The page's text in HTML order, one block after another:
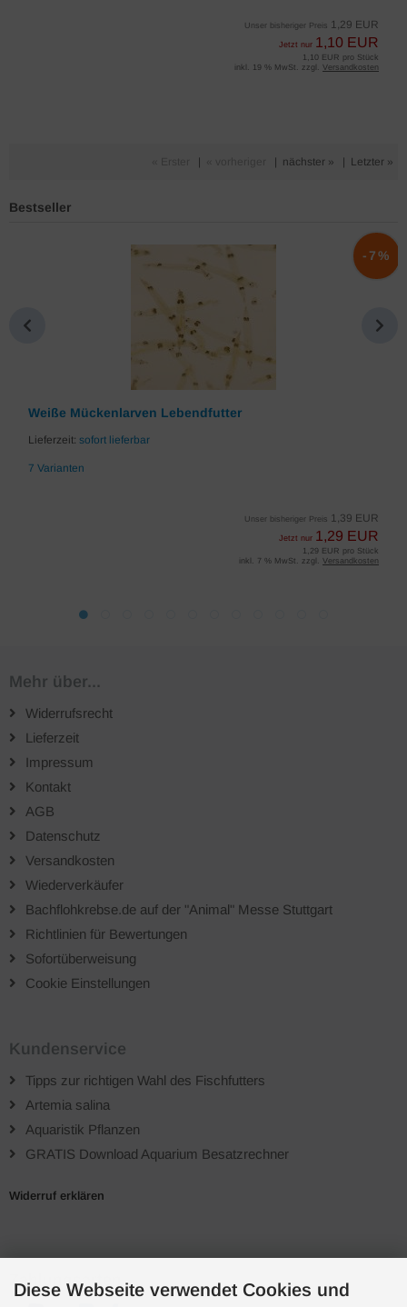
Unser bisheriger Preis 1,29 EUR
Jetzt nur 1,10 EUR
1,10 EUR pro Stück
inkl. 19 % MwSt. zzgl. Versandkosten
nächster » Letzter »
Bestseller
Weiße Mückenlarven Lebendfutter
Lieferzeit: sofort lieferbar
7 Varianten
Unser bisheriger Preis 1,39 EUR
Jetzt nur 1,29 EUR
-7%
1,29 EUR pro Stück
inkl. 7 % MwSt. zzgl. Versandkosten
Mehr über...
Widerrufsrecht
Lieferzeit
Impressum
Kontakt
AGB
Datenschutz
Versandkosten
Wiederverkäufer
Bachflohkrebse.de auf der "Animal" Messe Stuttgart
Richtlinien für Bewertungen
Sofortüberweisung
Cookie Einstellungen
Kundenservice
Tipps zur richtigen Wahl des Fischfutters
Artemia salina
Aquaristik Pflanzen
GRATIS Download Aquarium Besatzrechner
Widerruf erklären
Zahlungsarten
Diese Webseite verwendet Cookies und